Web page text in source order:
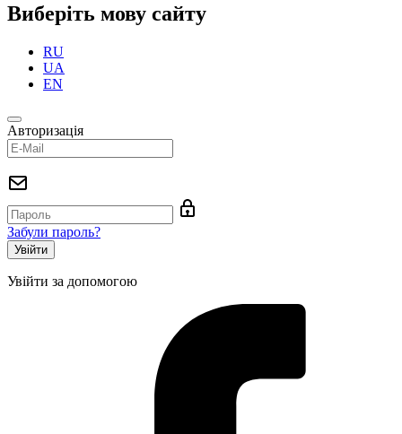
Виберіть мову сайту
RU
UA
EN
Авторизація
Забули пароль?
Увійти за допомогою